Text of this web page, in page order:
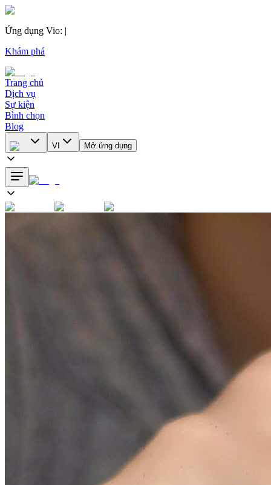
Ứng dụng Vio: |
Khám phá
Trang chủ
Dịch vụ
Sự kiện
Bình chọn
Blog
VI Mở ứng dụng